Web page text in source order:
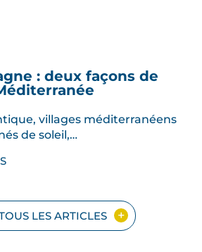
: deux façons de
villages méditerranéens
de soleil,…
LES ARTICLES